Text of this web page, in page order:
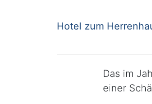
Hotel zum
Das im
einer